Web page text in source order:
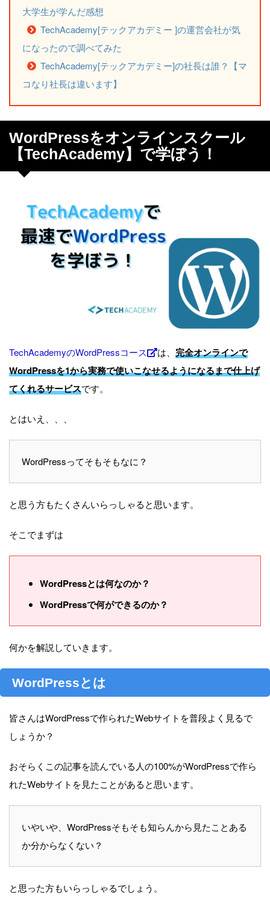
大学生が学んだ感想
TechAcademy[テックアカデミー ]の運営会社が気
になったので調べてみた
TechAcademy[テックアカデミー]の社長は誰？【マ
コなり社長は違います】
WordPressをオンラインスクール
【TechAcademy】で学ぼう！
TechAcademyのWordPressコース は、 完全オンラインで
WordPressを1から実務で使いこなせるようになるまで仕上げ
てくれるサービスです。
とはいえ、、、
WordPressってそもそもなに？
と思う方もたくさんいらっしゃると思います。
そこでまずは
WordPressとは何なのか？
WordPressで何ができるのか？
何かを解説していきます。
WordPressとは
皆さんはWordPressで作られたWebサイトを普段よく見るで
しょうか？
おそらくこの記事を読んでいる人の100%がWordPressで作ら
れたWebサイトを見たことがあると思います。
いやいや、WordPressそもそも知らんから見たことある
か分からなくない？
と思った方もいらっしゃるでしょう。